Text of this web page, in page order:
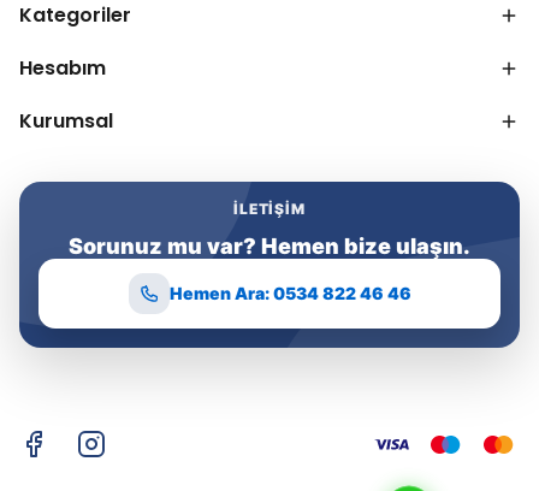
Kategoriler
Hesabım
Kurumsal
İLETIŞIM
Sorunuz mu var? Hemen bize ulaşın.
Hemen Ara: 0534 822 46 46